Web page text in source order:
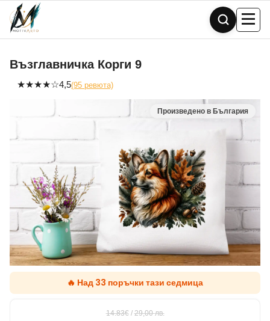
Skip
content
Възглавничка Корги 9
★★★★☆4,5(95 ревюта)
🔥 Над 33 поръчки тази седмица
14.83€ / 29,00лв.